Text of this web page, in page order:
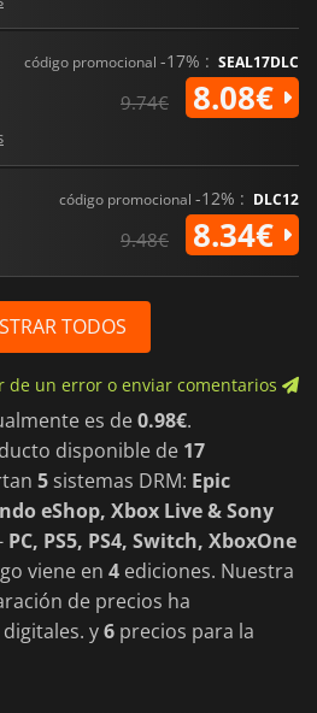
código promocional -17% : SEAL17DLC
9.74€ 8.08€
código promocional -12% : DLC12
9.48€ 8.34€
TODOS
de un error o enviar comentarios
es de0.98€.
disponible de 17
5 sistemas DRM: Epic
eShop, Xbox Live & Sony
PC, PS5, PS4, Switch, XboxOne
viene en 4 ediciones. Nuestra
de precios ha
y6 precios para la